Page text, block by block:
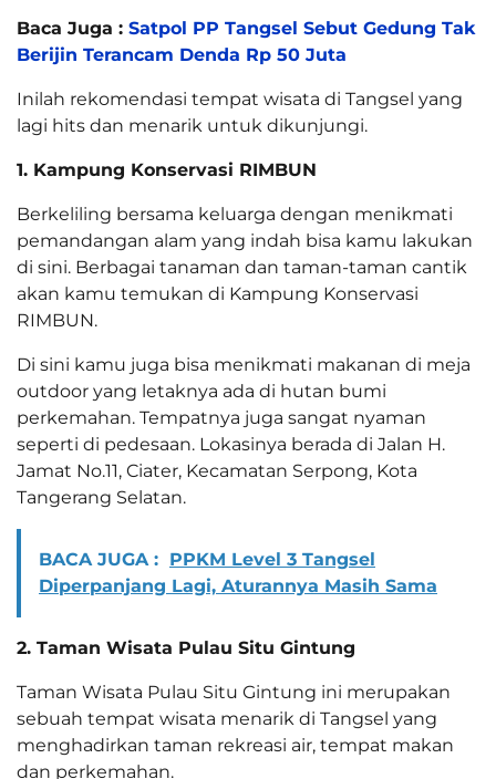
Baca Juga : Satpol PP Tangsel Sebut Gedung Tak
Berijin Terancam Denda Rp 50 Juta
Inilah rekomendasi tempat wisata di Tangsel yang
lagi hits dan menarik untuk dikunjungi.
1. Kampung Konservasi RIMBUN
Berkeliling bersama keluarga dengan menikmati
pemandangan alam yang indah bisa kamu lakukan
di sini. Berbagai tanaman dan taman-taman cantik
akan kamu temukan di Kampung Konservasi
RIMBUN.
Di sini kamu juga bisa menikmati makanan di meja
outdoor yang letaknya ada di hutan bumi
perkemahan. Tempatnya juga sangat nyaman
seperti di pedesaan. Lokasinya berada di Jalan H.
Jamat No.11, Ciater, Kecamatan Serpong, Kota
Tangerang Selatan.
BACA JUGA : PPKM Level 3 Tangsel
Diperpanjang Lagi, Aturannya Masih Sama
2. Taman Wisata Pulau Situ Gintung
Taman Wisata Pulau Situ Gintung ini merupakan
sebuah tempat wisata menarik di Tangsel yang
menghadirkan taman rekreasi air, tempat makan
dan perkemahan.